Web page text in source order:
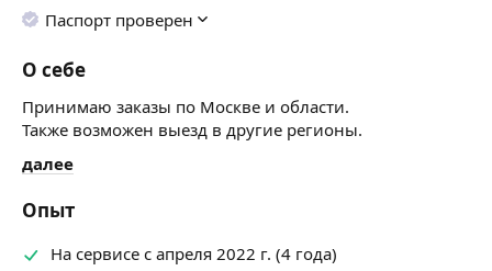
Паспорт проверен
О себе
Принимаю заказы по Москве и области.
Также возможен выезд в другие регионы.
далее
Опыт
На сервисе с апреля 2022 г. (4 года)